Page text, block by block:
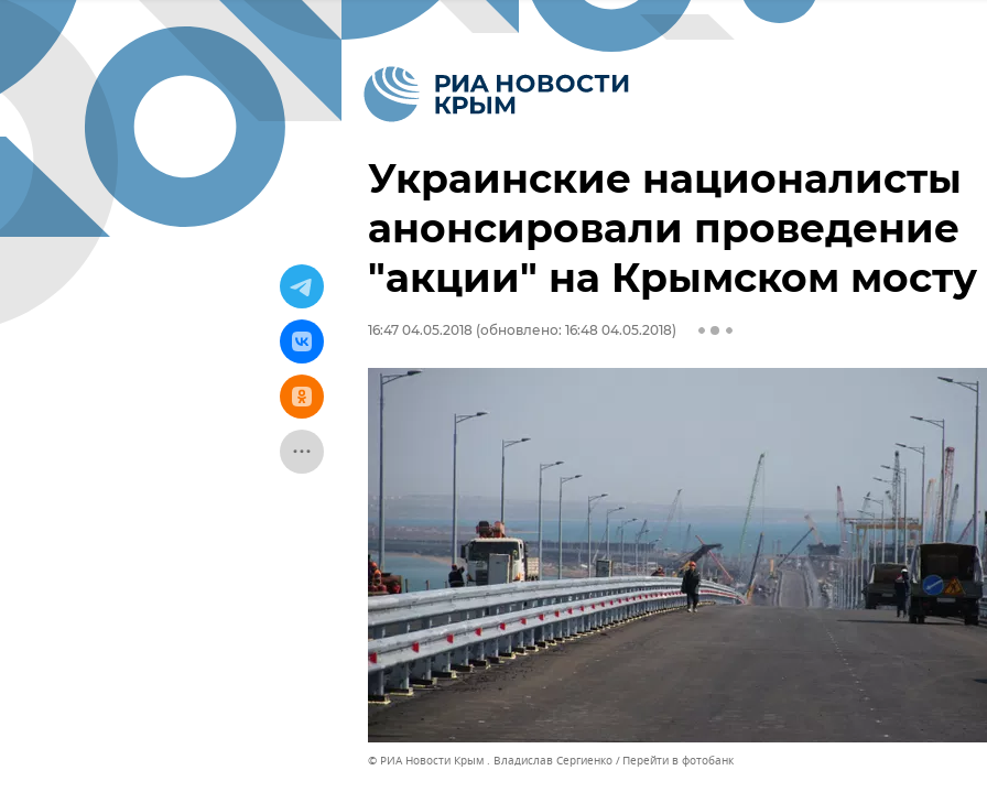
Украинские националисты
анонсировали проведение
"акции" на Крымском мосту
16:47 04.05.2018 (обновлено: 16:48 04.05.2018)
© РИА Новости Крым . Владислав Сергиенко Перейти в фотобанк